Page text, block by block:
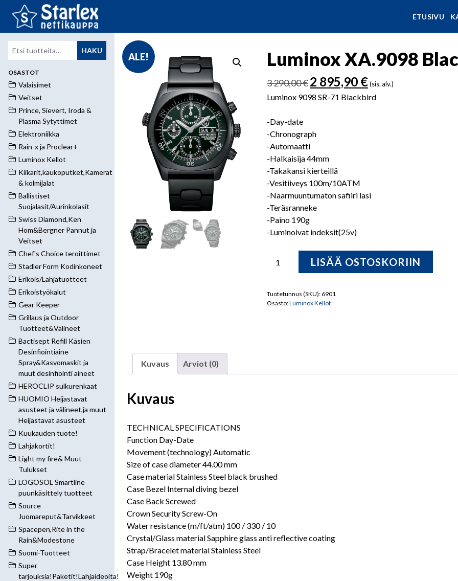
ETUSIVU
Etsi: HAKU
OSASTOT
Valaisimet
Veitset
Prince, Sievert, Iroda &
Plasma Sytyttimet
Elektroniikka
Rain-x ja Proclear+
Luminox Kellot
Kiikarit,kaukoputket,Kamerat
& kolmijalat
Ballistiset
Suojalasit/Aurinkolasit
Swiss Diamond,Ken
Hom&Bergner Pannut ja
Veitset
Chef's Choice teroittimet
Stadler Form Kodinkoneet
Erikois/Lahjatuotteet
Erikoistyökalut
Gear Keeper
Grillaus ja Outdoor
Tuotteet&Välineet
Bactisept Refill Käsien
Desinfiointiaine
Spray&Kasvomaskit ja
muut desinfiointi aineet
HEROCLIP sulkurenkaat
HUOMIO Heijastavat
asusteet ja välineet,ja muut
Heijastavat asusteet
Kuukauden tuote!
Lahjakortit!
Light my fire& Muut
Tulukset
LOGOSOL Smartline
puunkäsittely tuotteet
Source
Juomareput&Tarvikkeet
Spacepen,Rite in the
Rain&Modestone
Suomi-Tuotteet
Super
tarjouksia!Paketit!Lahjaideoita!
ALE! Luminox XA.9098
3 290,00€ Alkuperäinen
hinta
oli:
2 895,90 €Nykyinen
hinta
on:
(sis. alv.)
Luminox 9098 SR-71 Blackbird
-Day-date
-Chronograph
-Automaatti
-Halkaisija 44mm
-Takakansi kierteillä
-Vesitiiveys 100m/10ATM
-Naarmuuntumaton safiiri lasi
-Teräsranneke
-Paino 190g
-Luminoivat indeksit(25v)
XA.9098
Rannekello
määrä
LISÄÄ OSTOSKORIIN
Tuotetunnus (SKU): 6901
Osasto:Luminox Kellot
Kuvaus Arviot (0)
Kuvaus
TECHNICAL SPECIFICATIONS
Function Day-Date
Movement (technology) Automatic
Size of case diameter 44.00 mm
Case material Stainless Steel black brushed
Case Bezel Internal diving bezel
Case Back Screwed
Crown Security Screw-On
Water resistance (m/ft/atm) 100 / 330 / 10
Crystal/Glass material Sapphire glass anti reflective coating
Strap/Bracelet material Stainless Steel
Case Height 13.80 mm
Weight 190g